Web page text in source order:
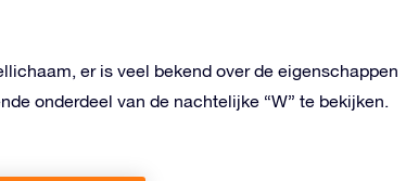
er is veel bekend over de eigenschappen
onder​​deel van de nachtelijke “W” te bekijken.